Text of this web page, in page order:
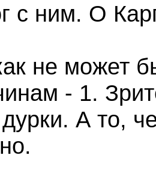
с ним. О
не может
- 1.
А то,